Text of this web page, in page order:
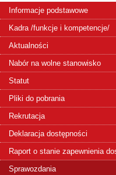
Informacje podstawowe
Kadra /funkcje i kompetencje/
Aktualności
Nabór na wolne stanowisko
Statut
Pliki do pobrania
Rekrutacja
Deklaracja dostępności
Raport o stanie zapewnienia
Sprawozdania